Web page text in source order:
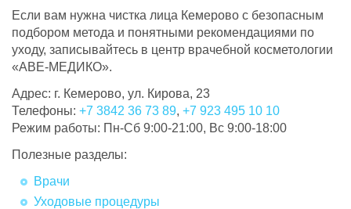
Если вам нужна чистка лица Кемерово с безопасным
подбором метода и понятными рекомендациями по
уходу, записывайтесь в центр врачебной косметологии
«АВЕ-МЕДИКО».
Адрес: г. Кемерово, ул. Кирова, 23
Телефоны: +7 3842 36 73 89, +7 923 495 10 10
Режим работы: Пн-Сб 9:00-21:00, Вс 9:00-18:00
Полезные разделы:
Врачи
Уходовые процедуры